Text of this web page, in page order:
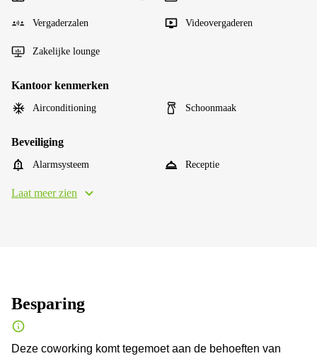
Vergaderzalen Videovergaderen
Zakelijke lounge
Kantoor kenmerken
Airconditioning Schoonmaak
Beveiliging
Alarmsysteem Receptie
Laat meer zien
Besparing
Deze coworking komt tegemoet aan de behoeften van